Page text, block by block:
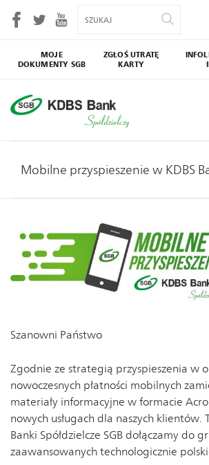
MOJE
DOKUMENTY SGB
ZGŁOŚ UTRATĘ
KARTY
Mobilne przyspieszenie w KDBS
Szanowni Państwo
Zgodnie ze strategią przyspieszenia w
nowoczesnych płatności mobilnych
materiały informacyjne w formacie
nowych usługach dla naszych klientów.
Banki Spółdzielcze SGB dołączamy do
zaawansowanych technologicznie